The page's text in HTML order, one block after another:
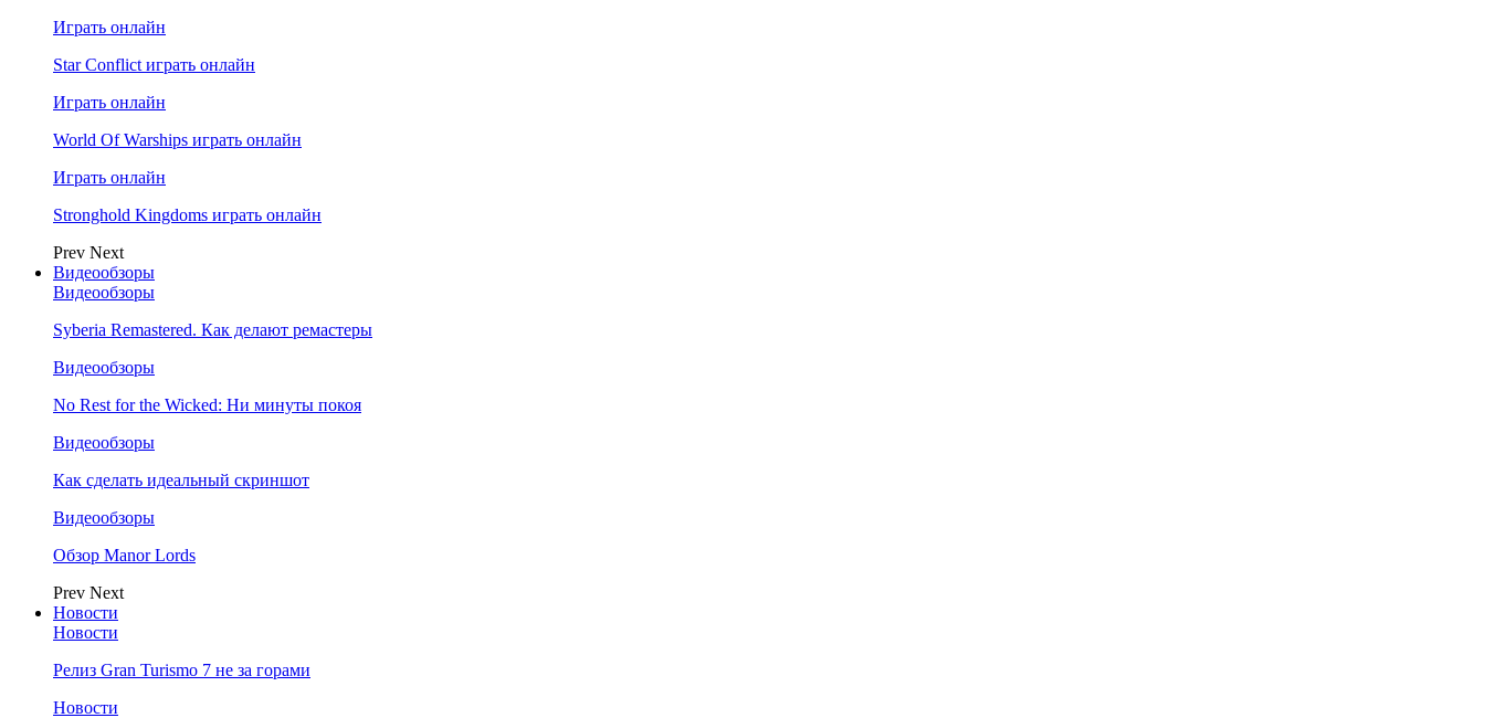
Играть онлайн
Star Conflict играть онлайн
Играть онлайн
World Of Warships играть онлайн
Играть онлайн
Stronghold Kingdoms играть онлайн
Prev Next
Видеообзоры
Видеообзоры
Syberia Remastered. Как делают ремастеры
Видеообзоры
No Rest for the Wicked: Ни минуты покоя
Видеообзоры
Как сделать идеальный скриншот
Видеообзоры
Обзор Manor Lords
Prev Next
Новости
Новости
Релиз Gran Turismo 7 не за горами
Новости